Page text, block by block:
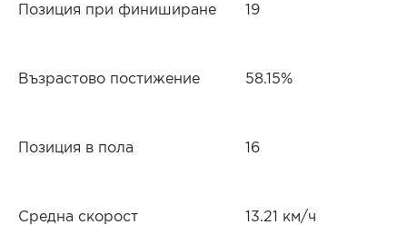
Позиция при финиширане 19
Възрастово постижение 58.15%
Позиция в пола 16
Средна скорост 13.21 км/ч